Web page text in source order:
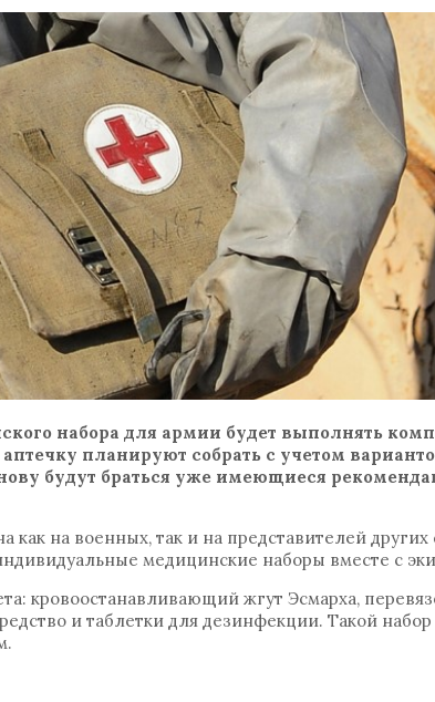
набора для армии будет выполнять
планируют собрать с учетом
будут браться уже имеющиеся
как на военных, так и на представителей
медицинские наборы вместе с
кровоостанавливающий жгут Эсмарха,
и таблетки для дезинфекции. Такой